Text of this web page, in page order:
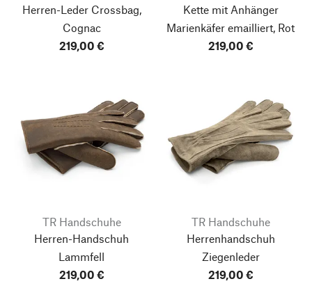
Herren-Leder Crossbag,
Cognac
219,00 €
Kette mit Anhänger
Marienkäfer emailliert, Rot
219,00 €
TR Handschuhe
Herren-Handschuh
Lammfell
219,00 €
TR Handschuhe
Herrenhandschuh
Ziegenleder
219,00 €